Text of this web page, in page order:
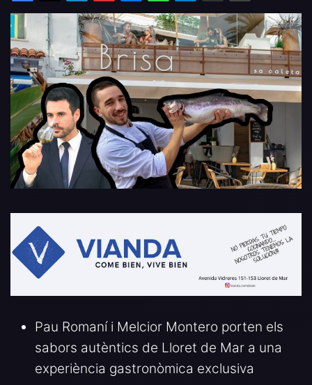
Pau Romaní i Melcior Montero porten els
sabors autèntics de Lloret de Mar a una
experiència gastronòmica exclusiva